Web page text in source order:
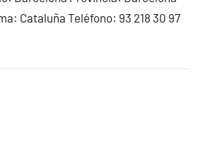
Cataluña Teléfono: 93 218 30 97